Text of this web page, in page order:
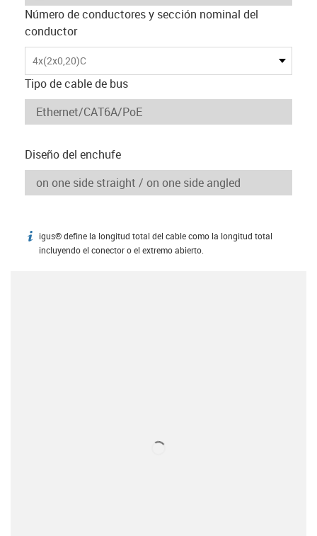
Número de conductores y sección nominal del
conductor
4x(2x0,20)C
Tipo de cable de bus
Diseño del enchufe
igus-icon-info
igus® define la longitud total del cable como la longitud total
incluyendo el conector o el extremo abierto.